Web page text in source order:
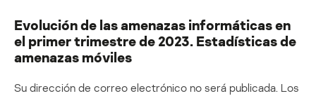
Evolución de las amenazas informáticas en
el primer trimestre de 2023. Estadísticas de
amenazas móviles
Su dirección de correo electrónico no será publicada. Los